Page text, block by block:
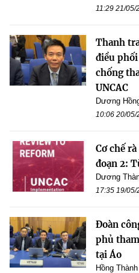
11:29 21/05/
Thanh
điều phối
chống
UNCAC
Dương
10:06 20/05/
Cơ chế
đoạn 2:
Dương
17:35 19/05/
Đoàn
phủ
tại Áo
Hồng Thành